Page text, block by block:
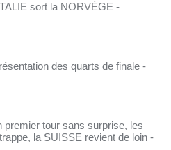
sort la NORVÈGE -
des quarts de finale -
premier tour sans surprise, les
la SUISSE revient de loin -